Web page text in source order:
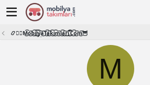
📿🧙‍♂️M͜͡o͜͡b͜͡i͜͡l͜͡y͜͡a͜͡T͜͡a͜͡k͜͡i͜͡m͜͡l͜͡a͜͡r͜͡i͜͡.͜͡C͜͡o͜͡m͜͡🦉
M